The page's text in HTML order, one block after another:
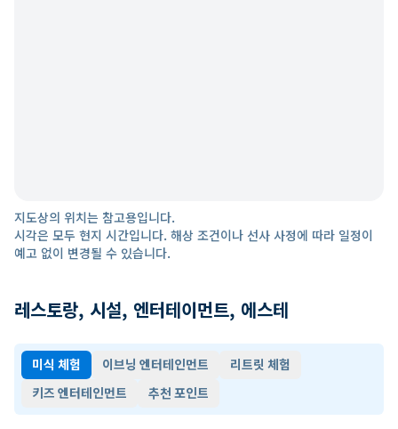
지도상의 위치는 참고용입니다.
시각은 모두 현지 시간입니다. 해상 조건이나 선사 사정에 따라 일정이
예고 없이 변경될 수 있습니다.
레스토랑, 시설, 엔터테이먼트, 에스테
미식 체험 이브닝 엔터테인먼트
리트릿 체험
키즈 엔터테인먼트
추천 포인트